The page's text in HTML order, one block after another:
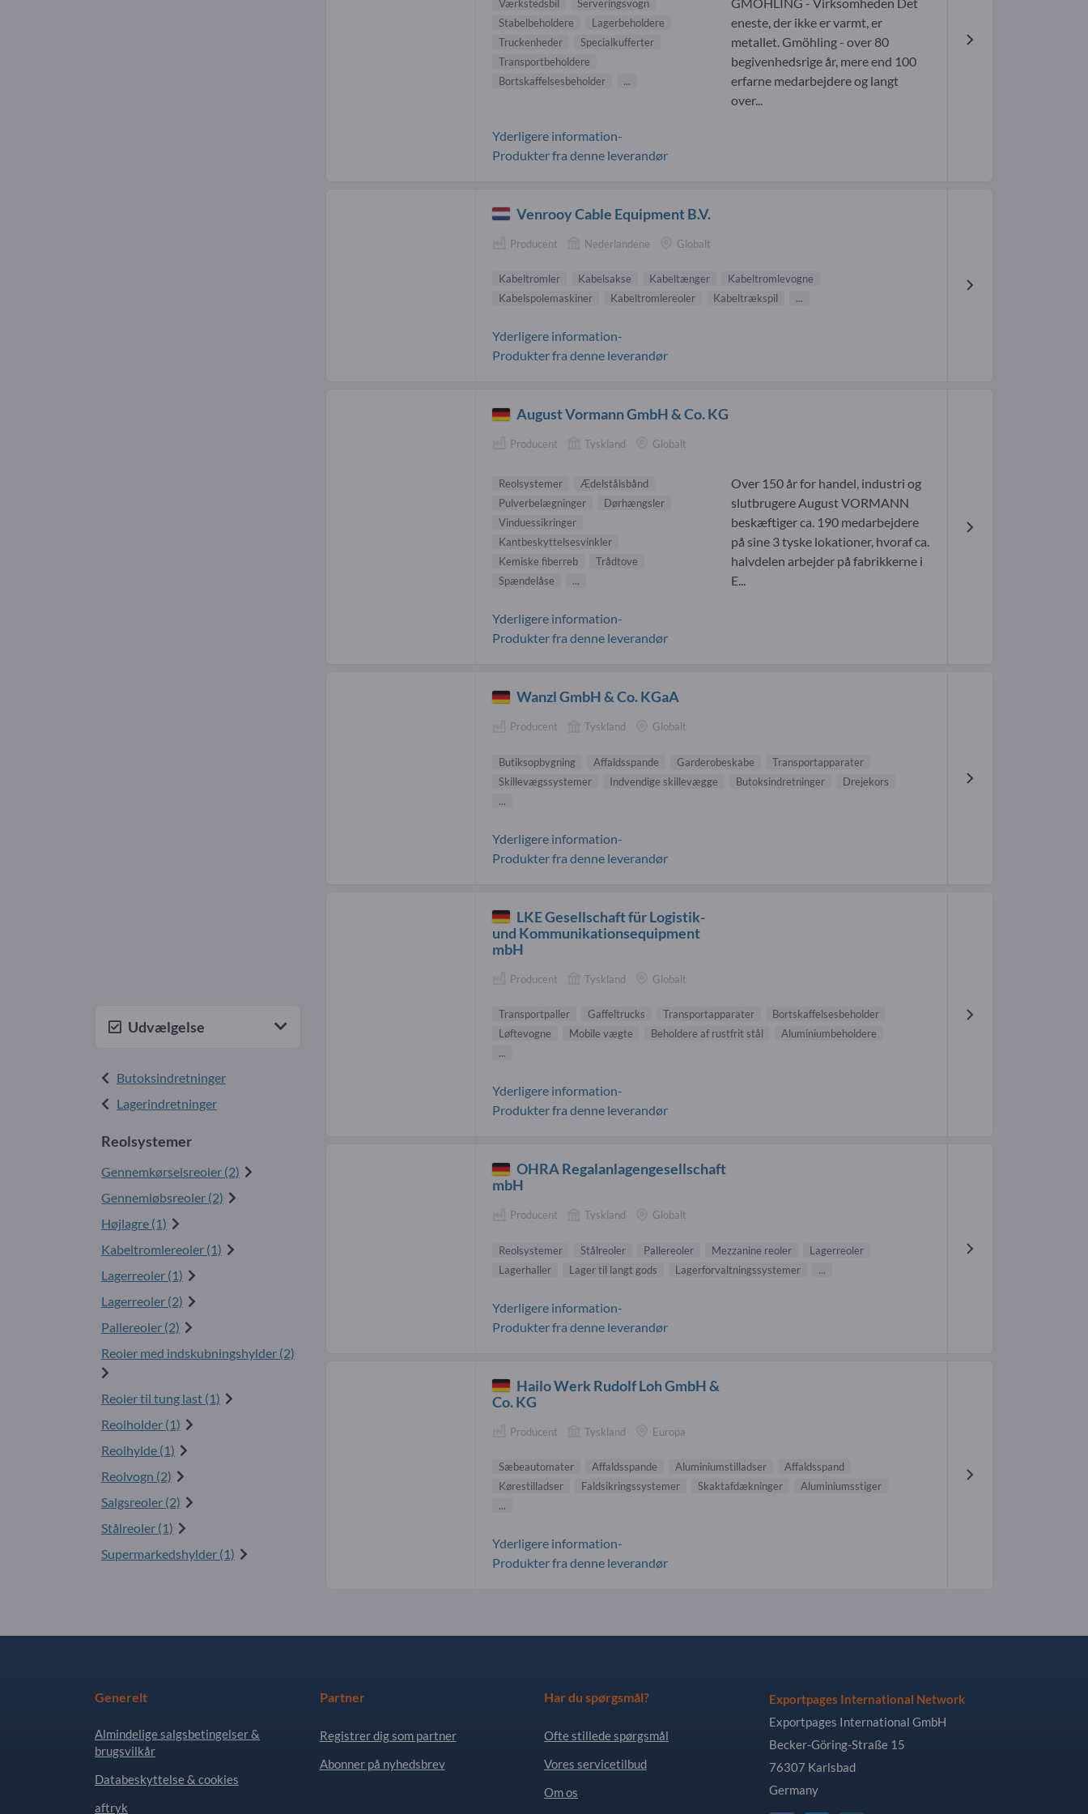
Udvælgelse
Butoksindretninger
Lagerindretninger
Reolsystemer
Gennemkørselsreoler (2)
Gennemløbsreoler (2)
Højlagre (1)
Kabeltromlereoler (1)
Lagerreoler (1)
Lagerreoler (2)
Pallereoler (2)
Reoler med indskubningshylder (2)
Reoler til tung last (1)
Reolholder (1)
Reolhylde (1)
Reolvogn (2)
Salgsreoler (2)
Stålreoler (1)
Supermarkedshylder (1)
Værkstedsbil
Serveringsvogn
Stabelbeholdere
Lagerbeholdere
Truckenheder
Specialkufferter
Transportbeholdere
Bortskaffelsesbeholder
...
eneste, der ikke er varmt, er
metallet. Gmöhling - over 80
begivenhedsrige år, mere end 100
erfarne medarbejdere og langt
over...
Yderligere information-
Produkter fra denne leverandør
Venrooy Cable Equipment B.V.
Producent Nederlandene Globalt
Kabeltromler Kabelsakse Kabeltænger
Kabeltromlevogne
Kabelspolemaskiner
Kabeltromlereoler Kabeltrækspil ...
Yderligere information-
Produkter fra denne leverandør
August Vormann GmbH & Co. KG
Producent Tyskland Globalt
Reolsystemer
Ædelstålsbånd
Pulverbelægninger
Dørhængsler
Vinduessikringer
Kantbeskyttelsesvinkler
Kemiske fiberreb
Trådtove
Spændelåse
...
Over 150 år for handel, industri og
slutbrugere August VORMANN
beskæftiger ca. 190 medarbejdere
på sine 3 tyske lokationer, hvoraf ca.
halvdelen arbejder på fabrikkerne i
E...
Yderligere information-
Produkter fra denne leverandør
Wanzl GmbH & Co. KGaA
Producent Tyskland Globalt
Butiksopbygning Affaldsspande Garderobeskabe
Transportapparater
Skillevægssystemer
Indvendige skillevægge Butoksindretninger
Drejekors
...
Yderligere information-
Produkter fra denne leverandør
LKE Gesellschaft für Logistik-
und Kommunikationsequipment
mbH
Producent Tyskland Globalt
Transportpaller Gaffeltrucks Transportapparater
Bortskaffelsesbeholder
Løftevogne
Mobile vægte Beholdere af rustfrit stål
Aluminiumbeholdere
...
Yderligere information-
Produkter fra denne leverandør
OHRA Regalanlagengesellschaft
mbH
Producent Tyskland Globalt
Reolsystemer Stålreoler Pallereoler Mezzanine reoler
Lagerreoler
Lagerhaller
Lager til langt gods Lagerforvaltningssystemer ...
Yderligere information-
Produkter fra denne leverandør
Hailo Werk Rudolf Loh GmbH &
Co. KG
Producent Tyskland Europa
Sæbeautomater Affaldsspande Aluminiumstilladser
Affaldsspand
Kørestilladser
Faldsikringssystemer Skaktafdækninger
Aluminiumsstiger
...
Yderligere information-
Produkter fra denne leverandør
Generelt
Almindelige salgsbetingelser &
brugsvilkår
Databeskyttelse & cookies
aftryk
Partner
Registrer dig som partner
Abonner på nyhedsbrev
Har du spørgsmål?
Ofte stillede spørgsmål
Vores servicetilbud
Om os
Exportpages International Network
Exportpages International GmbH
Becker-Göring-Straße 15
76307 Karlsbad
Germany